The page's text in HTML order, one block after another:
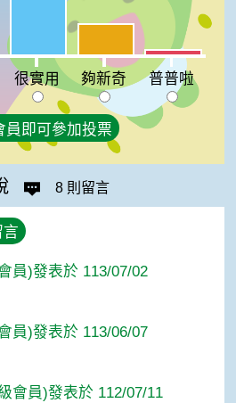
夠新奇:18%
普普啦:3%
很實用 夠新奇 普普啦
員即可參加投票
8 則留言
員)發表於 113/07/02
員)發表於 113/06/07
會員)發表於 112/07/11